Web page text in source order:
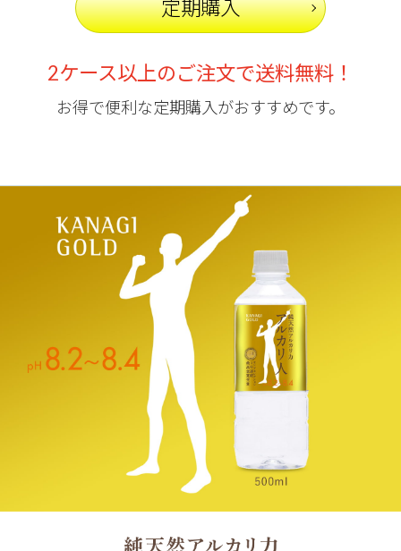
定期購入
2ケース以上のご注文で送料無料！
お得で便利な定期購入がおすすめです。